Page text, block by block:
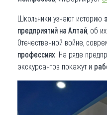
Школьники узнают историю
предприятий на Алтай , об
Отечественной войне,
профессиях . На ряде
экскурсантов покажут и